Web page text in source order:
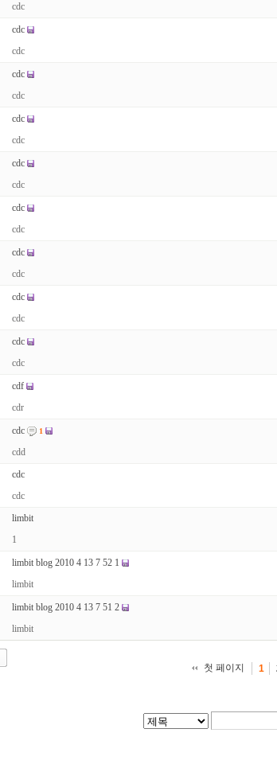
cdc
cdc
cdc
cdc
cdc
cdc
cdc
cdc
cdc
cdc
cdc
cdc
cdc
cdc
cdc
cdc
cdc
cdf
cdr
cdc 1
cdd
cdc
cdc
limbit
1
limbit blog 2010 4 13 7 52 1
limbit
limbit blog 2010 4 13 7 51 2
limbit
첫 페이지
1